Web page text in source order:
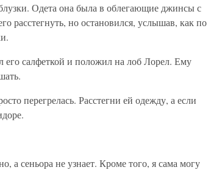
Одета она была в облегающие джинсы с
расстегнуть, но остановился, услышав, как по
его салфеткой и положил на лоб Лорел. Ему
перегрелась. Расстегни ей одежду, а если
а сеньора не узнает. Кроме того, я сама могу